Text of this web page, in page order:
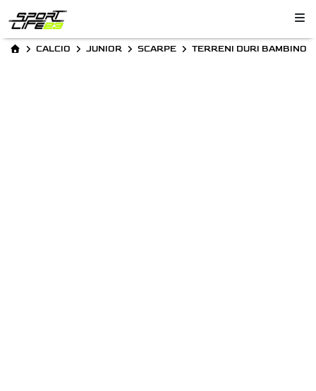
CALCIO JUNIOR SCARPE TERRENI DURI BAMBINO